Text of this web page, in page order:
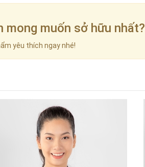
mong muốn sở hữu nhất?
yêu thích ngay nhé!